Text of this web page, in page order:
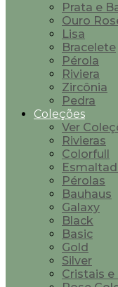
Prata e
Ouro
Lisa
Bracelete
Pérola
Riviera
Zircônia
Pedra
Coleções
Ver
Rivieras
Colorfull
Pérolas
Bauhaus
Galaxy
Black
Basic
Gold
Silver
Cristais e